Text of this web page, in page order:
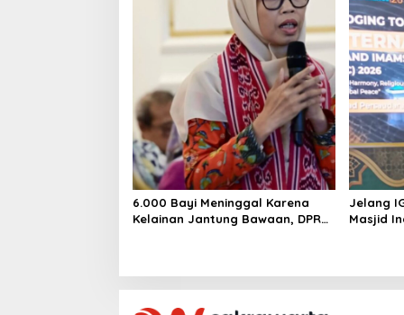
6.000 Bayi Meninggal Karena
Kelainan Jantung Bawaan, DPR
Jelang
Masjid